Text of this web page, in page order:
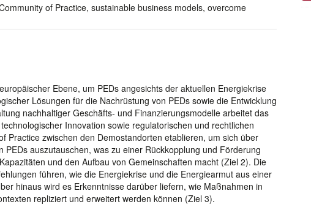
of Practice, sustainable business models, overcome
Ebene, um PEDs angesichts der aktuellen Energiekrise
Lösungen für die Nachrüstung von PEDs sowie die Entwicklung
nachhaltiger Geschäfts- und Finanzierungsmodelle arbeitet das
Innovation sowie regulatorischen und rechtlichen
Practice zwischen den Demostandorten etablieren, um sich über
auszutauschen, was zu einer Rückkopplung und Förderung
und den Aufbau von Gemeinschaften macht (Ziel 2). Die
führen, wie die Energiekrise und die Energiearmut aus einer
hinaus wird es Erkenntnisse darüber liefern, wie Maßnahmen in
repliziert und erweitert werden können (Ziel 3).